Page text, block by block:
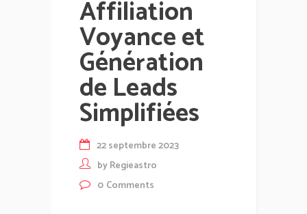
Affiliation
Voyance et
Génération
de Leads
Simplifiées
22 septembre 2023
byRegieastro
0 Comments